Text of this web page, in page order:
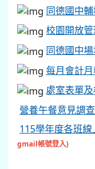
同德國中
校園開放
同德國中
每月會計
處室表單
營養午餐意見調
115學年度各班
gmail帳號登入)